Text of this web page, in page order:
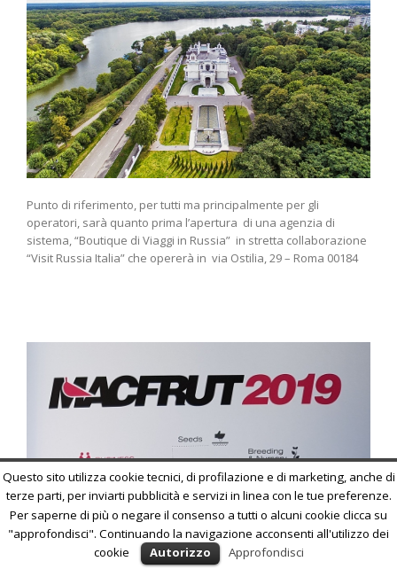
Questo sito utilizza cookie tecnici, di profilazione e di marketing, anche di
terze parti, per inviarti pubblicità e servizi in linea con le tue preferenze.
Per saperne di più o negare il consenso a tutti o alcuni cookie clicca su
"approfondisci". Continuando la navigazione acconsenti all'utilizzo dei
cookie
Autorizzo Approfondisci
Punto di riferimento, per tutti ma principalmente per gli
operatori, sarà quanto prima l’apertura di una agenzia di
sistema, “Boutique di Viaggi in Russia” in stretta collaborazione
“Visit Russia Italia” che opererà in via Ostilia, 29 – Roma 00184